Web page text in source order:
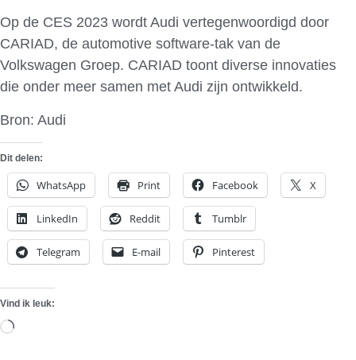
Op de CES 2023 wordt Audi vertegenwoordigd door
CARIAD, de automotive software-tak van de
Volkswagen Groep. CARIAD toont diverse innovaties
die onder meer samen met Audi zijn ontwikkeld.
Bron: Audi
Dit delen:
WhatsApp Print Facebook X
LinkedIn Reddit Tumblr
Telegram E-mail Pinterest
Vind ik leuk:
Aan